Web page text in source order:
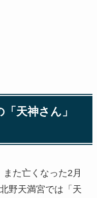
天神さん」
た亡くなった2月
野天満宮では「天